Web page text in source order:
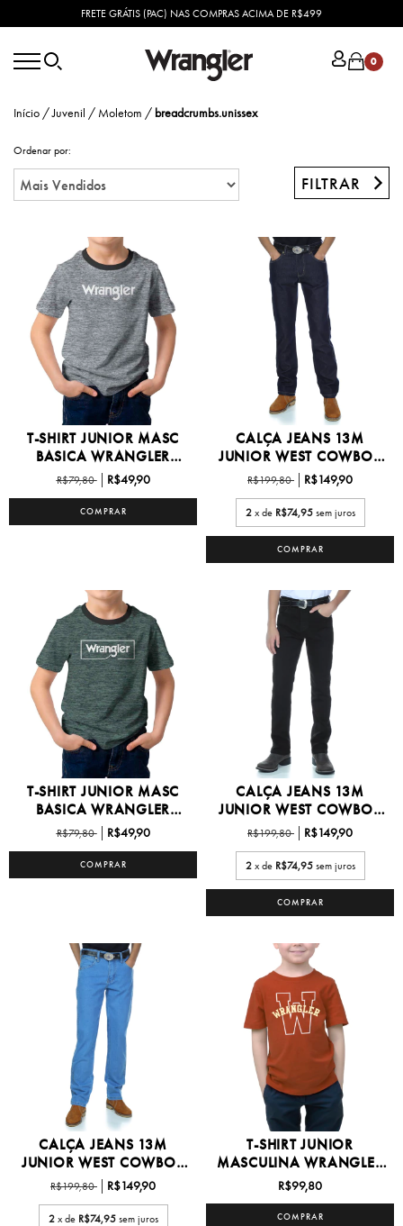
FRETE GRÁTIS (PAC) NAS COMPRAS ACIMA DE R$499
0
Início /Juvenil / Moletom / breadcrumbs.unissex
Ordenar por:
FILTRAR
T-SHIRT JUNIOR MASC
BASICA WRANGLER
6/16...
R$79,80 R$49,90
COMPRAR
CALÇA JEANS 13M
JUNIOR WEST COWBOY
08/16...
R$199,80 R$149,90
2 x de R$74,95 sem juros
COMPRAR
T-SHIRT JUNIOR MASC
BASICA WRANGLER
6/16...
R$79,80 R$49,90
COMPRAR
CALÇA JEANS 13M
JUNIOR WEST COWBOY
08/16...
R$199,80 R$149,90
2 x de R$74,95 sem juros
COMPRAR
CALÇA JEANS 13M
JUNIOR WEST COWBOY
08/16...
R$199,80 R$149,90
2 x de R$74,95 sem juros
T-SHIRT JUNIOR
MASCULINA WRANGLER
8/16 -...
R$99,80
COMPRAR